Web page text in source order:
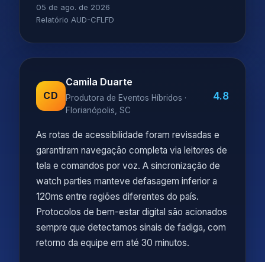
05 de ago. de 2026
Relatório AUD-CFLFD
CD
Camila Duarte
Produtora de Eventos Híbridos ·
Florianópolis, SC
4.8
As rotas de acessibilidade foram revisadas e
garantiram navegação completa via leitores de
tela e comandos por voz. A sincronização de
watch parties manteve defasagem inferior a
120ms entre regiões diferentes do país.
Protocolos de bem-estar digital são acionados
sempre que detectamos sinais de fadiga, com
retorno da equipe em até 30 minutos.